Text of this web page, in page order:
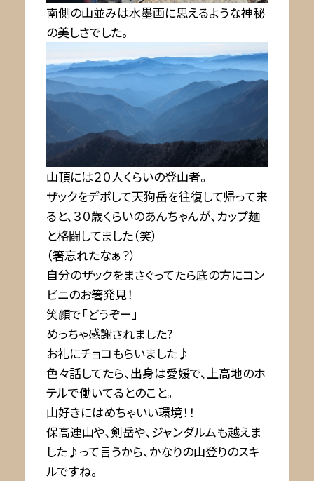
南側の山並みは水墨画に思えるような神秘
の美しさでした。
山頂には２０人くらいの登山者。
ザックをデボして天狗岳を往復して帰って来
ると、３０歳くらいのあんちゃんが、カップ麺
と格闘してました（笑）
（箸忘れたなぁ？）
自分のザックをまさぐってたら底の方にコン
ビニのお箸発見！
笑顔で「どうぞー」
めっちゃ感謝されました?
お礼にチョコもらいました♪
色々話してたら、出身は愛媛で、上高地のホ
テルで働いてるとのこと。
山好きにはめちゃいい環境！！
保高連山や、剣岳や、ジャンダルムも越えま
した♪って言うから、かなりの山登りのスキ
ルですね。